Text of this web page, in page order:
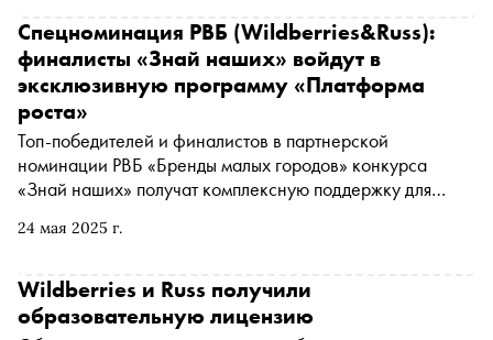
24 мая 2025 г.
Спецноминация РВБ (Wildberries&Russ):
финалисты «Знай наших» войдут в
эксклюзивную программу «Платформа
роста»
Топ-победителей и финалистов в партнерской
номинации РВБ «Бренды малых городов» конкурса
«Знай наших» получат комплексную поддержку для
инструменты продвижения
Wildberries и Russ получили
образовательную лицензию